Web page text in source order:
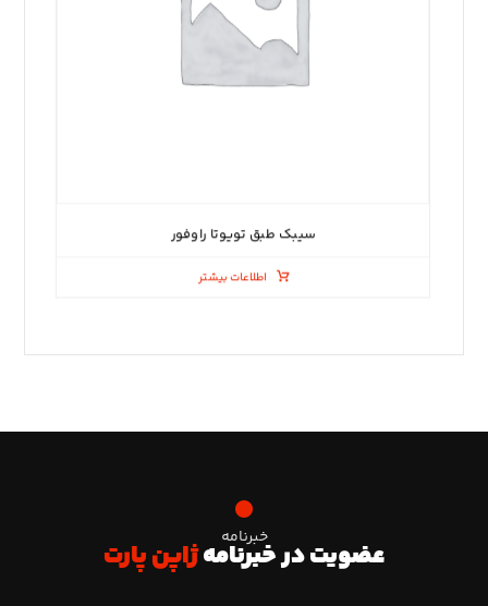
سیبک طبق تویوتا راوفور
اطلاعات بیشتر
خبرنامه
عضویت در خبرنامهژاپن پارت